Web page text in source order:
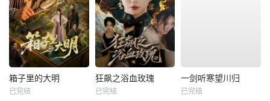
箱子里的大明
已完结
狂飙之浴血玫瑰
已完结
一剑听寒望川归
已完结